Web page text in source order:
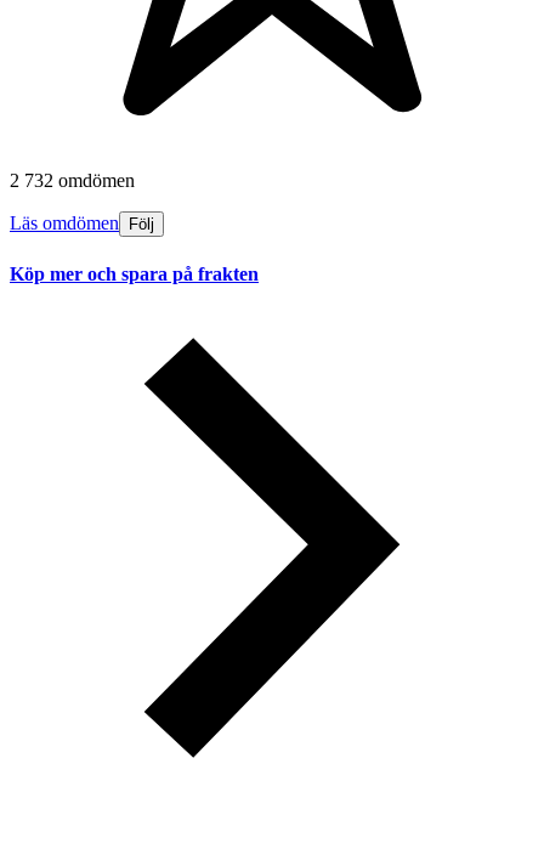
2 732 omdömen
Läs omdömen Följ
Köp mer och spara på frakten